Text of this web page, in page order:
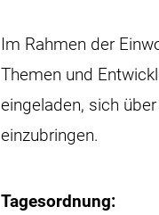
Im Rahmen der
Themen und
eingeladen, sich
einzubringen.
Tagesordnung: